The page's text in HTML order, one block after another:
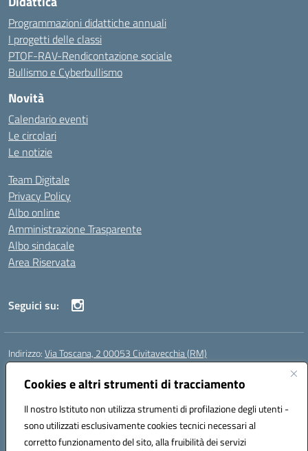
Cookies e altri strumenti di tracciamento
Il nostro Istituto non utilizza strumenti di profilazione degli utenti -
sono utilizzati esclusivamente cookies tecnici necessari al
corretto funzionamento del sito, alla fruibilità dei servizi
Programmazioni didattiche annuali
I progetti delle classi
PTOF-RAV-Rendicontazione sociale
Bullismo e Cyberbullismo
Novità
Calendario eventi
Le circolari
Le notizie
Team Digitale
Privacy Policy
Albo online
Amministrazione Trasparente
Albo sindacale
Area Riservata
Seguici su:
Indirizzo:Via Toscana, 2 00053 Civitavecchia (RM)
Centralino:
Posta elettronica certificata (PEC):rmic8b900g@pec.istruzione.it
Codice fiscale: 91038380589
Codice meccanografico:RMIC8B900G
Codice Indice delle Pubbliche Amministrazioni (IPA): istsc_rmic8b900g